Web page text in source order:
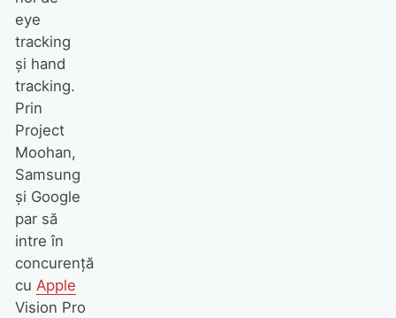
eye
tracking
și hand
tracking.
Prin
Project
Moohan,
Samsung
și Google
par să
intre în
concurență
cu Apple
Vision Pro